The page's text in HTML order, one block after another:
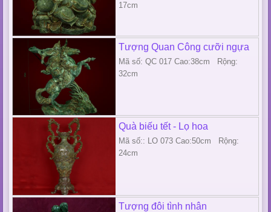
17cm
Tượng Quan Công cưỡi ngựa
Mã số: QC 017 Cao:38cm Rộng:
32cm
Quà biếu tết - Lọ hoa
Mã số:: LO 073 Cao:50cm Rộng:
24cm
Tượng đôi tình nhân